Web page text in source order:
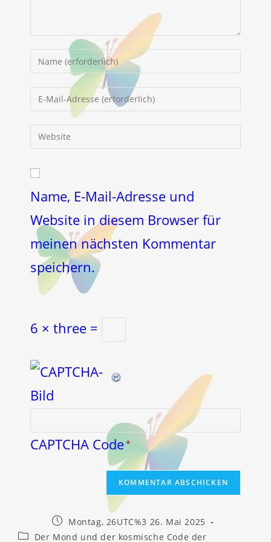
deinen
Namen
oder
Benutzernamen
Kommentieren
E-
Mail-
zum
ein
URL
ein
(optional)
Name, E-Mail-Adresse und
Website in diesem Browser für
meinen nächsten Kommentar
speichern.
6 × three =
CAPTCHA Code*
Beitrag
veröffentlicht:
Montag, 26UTC%3 26. Mai 2025
Beitrags-
Der Mond und der kosmische Code der